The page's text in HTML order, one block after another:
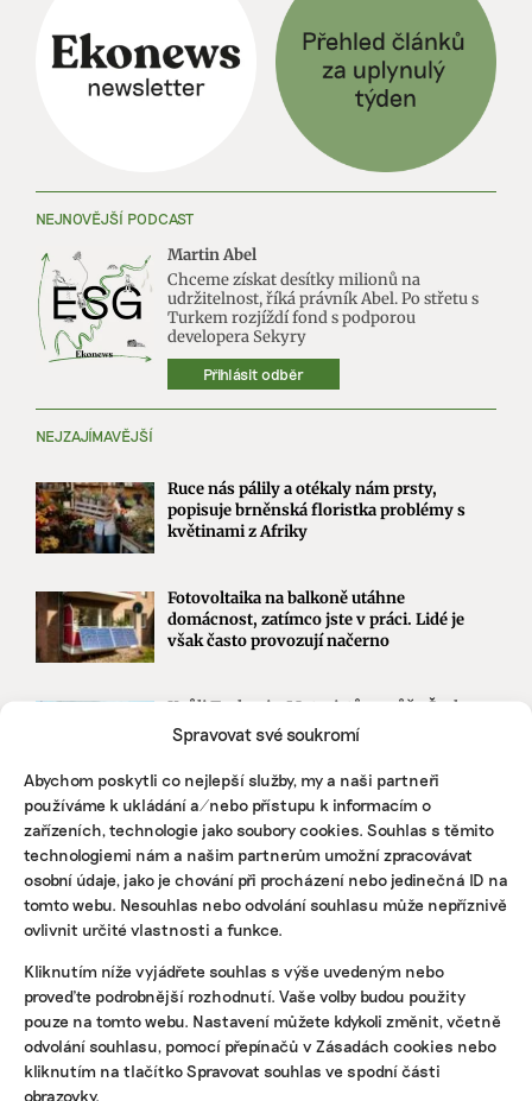
Spravovat své soukromí
Abychom poskytli co nejlepší služby, my a naši partneři
používáme k ukládání a/nebo přístupu k informacím o
zařízeních, technologie jako soubory cookies. Souhlas s těmito
technologiemi nám a našim partnerům umožní zpracovávat
osobní údaje, jako je chování při procházení nebo jedinečná ID na
tomto webu. Nesouhlas nebo odvolání souhlasu může nepříznivě
ovlivnit určité vlastnosti a funkce.
Kliknutím níže vyjádřete souhlas s výše uvedeným nebo
proveďte podrobnější rozhodnutí. Vaše volby budou použity
pouze na tomto webu. Nastavení můžete kdykoli změnit, včetně
odvolání souhlasu, pomocí přepínačů v Zásadách cookies nebo
kliknutím na tlačítko Spravovat souhlas ve spodní části
obrazovky.
NEJNOVĚJŠÍ PODCAST
Martin Abel
Chceme získat desítky milionů na
udržitelnost, říká právník Abel. Po střetu s
Turkem rozjíždí fond s podporou
developera Sekyry
Přihlásit odběr
NEJZAJÍMAVĚJŠÍ
Ruce nás pálily a otékaly nám prsty,
popisuje brněnská floristka problémy s
květinami z Afriky
Fotovoltaika na balkoně utáhne
domácnost, zatímco jste v práci. Lidé je
však často provozují načerno
Kvůli Turkovi a Motoristům může Česko
přijít o desítky miliard. Ve hře jsou
akcelerační zóny i povolenky
STÁHNĚTE SI NAŠE E-BOOKY